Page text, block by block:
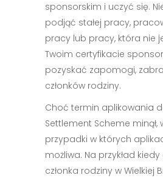
sponsorskim i uczyć się.
podjąć stałej pracy,
pracy lub pracy, która nie
Twoim certyfikacie
pozyskać zapomogi,
członków rodziny.
Choć termin aplikowania
Settlement Scheme minął,
przypadki w których
możliwa. Na przykład
członka rodziny w Wielkiej